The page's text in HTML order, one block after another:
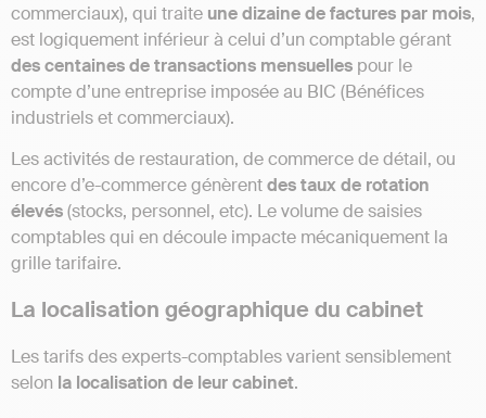
commerciaux), qui traite une dizaine de factures par mois,
est logiquement inférieur à celui d’un comptable gérant
des centaines de transactions mensuelles pour le
compte d’une entreprise imposée au BIC (Bénéfices
industriels et commerciaux).
Les activités de restauration, de commerce de détail, ou
encore d’e-commerce génèrentdes taux de rotation
élevés(stocks, personnel, etc). Le volume de saisies
comptables qui en découle impacte mécaniquement la
grille tarifaire.
La localisation géographique du cabinet
Les tarifs des experts-comptables varient sensiblement
selon la localisation de leur cabinet.